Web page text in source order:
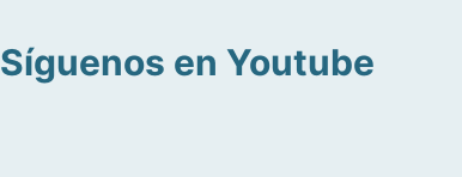
Síguenos en Youtube